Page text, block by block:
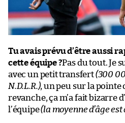
Tu avais prévu d’être aussi
cette équipe ?Pas du tout. Je
avec un petit transfert(300
N.D.L.R.), un peu sur la pointe
revanche, ça m’a fait bizarre
l’équipe(la moyenne d’âge est